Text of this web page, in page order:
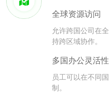
全球资源访问
允许跨国公司在
持跨区域协作。
多国办公灵活性
员工可以在不同
制。